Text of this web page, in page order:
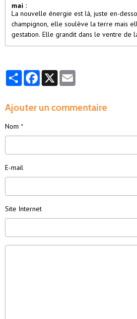
mai :
La nouvelle énergie est là, juste en-
champignon, elle soulève la terre mais
gestation. Elle grandit dans le ventre de
PartagerFacebook
X
Ajouter un commentaire
Nom
E-mail
Site Internet